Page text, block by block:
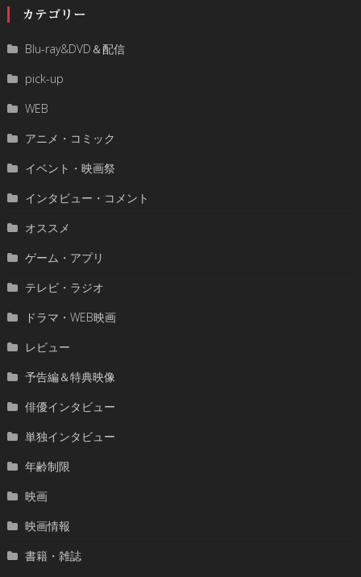
カテゴリー
Blu-ray&DVD＆配信
pick-up
WEB
アニメ・コミック
イベント・映画祭
インタビュー・コメント
オススメ
ゲーム・アプリ
テレビ・ラジオ
ドラマ・WEB映画
レビュー
予告編＆特典映像
俳優インタビュー
単独インタビュー
年齢制限
映画
映画情報
書籍・雑誌